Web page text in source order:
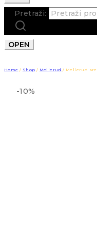
Pretraži:
OPEN
Home / Shop / Mellerud / Mellerud
-10%